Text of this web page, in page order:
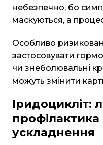
небезпечно, бо
маскуються, а
Особливо
застосовувати
чи знеболювальні
можуть змінити
Іридоцикліт:
ускладнення